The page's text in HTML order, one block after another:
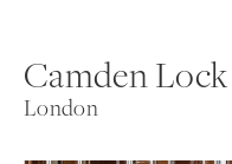
Camden
London